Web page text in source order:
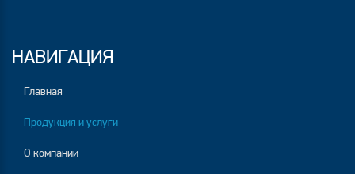
НАВИГАЦИЯ
Главная
Продукция и услуги
О компании